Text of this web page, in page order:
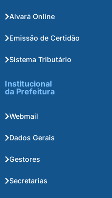
Alvará Online
Emissão de Certidão
Sistema Tributário
Institucional
da Prefeitura
Webmail
Dados Gerais
Gestores
Secretarias